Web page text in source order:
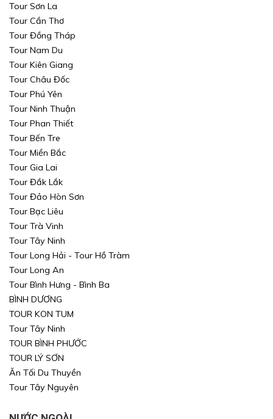
Tour Sơn La
Tour Cần Thơ
Tour Đồng Tháp
Tour Nam Du
Tour Kiên Giang
Tour Châu Đốc
Tour Phú Yên
Tour Ninh Thuận
Tour Phan Thiết
Tour Bến Tre
Tour Miền Bắc
Tour Gia Lai
Tour Đắk Lắk
Tour Đảo Hòn Sơn
Tour Bạc Liêu
Tour Trà Vinh
Tour Tây Ninh
Tour Long Hải - Tour Hồ Tràm
Tour Long An
Tour Bình Hưng - Bình Ba
BÌNH DƯƠNG
TOUR KON TUM
Tour Tây Ninh
TOUR BÌNH PHƯỚC
TOUR LÝ SƠN
Ăn Tối Du Thuyền
Tour Tây Nguyên